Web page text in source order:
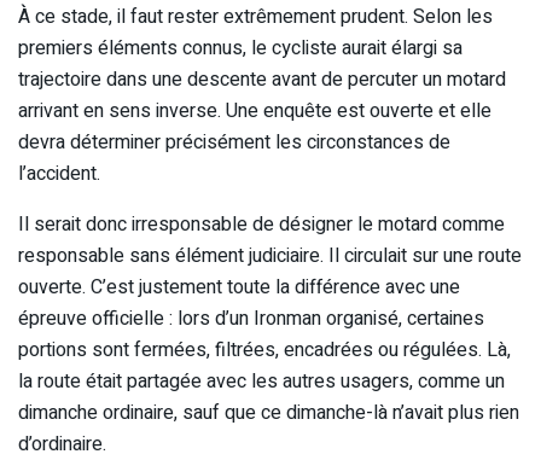
À ce stade, il faut rester extrêmement prudent. Selon les
premiers éléments connus, le cycliste aurait élargi sa
trajectoire dans une descente avant de percuter un motard
arrivant en sens inverse. Une enquête est ouverte et elle
devra déterminer précisément les circonstances de
l’accident.
Il serait donc irresponsable de désigner le motard comme
responsable sans élément judiciaire. Il circulait sur une route
ouverte. C’est justement toute la différence avec une
épreuve officielle : lors d’un Ironman organisé, certaines
portions sont fermées, filtrées, encadrées ou régulées. Là,
la route était partagée avec les autres usagers, comme un
dimanche ordinaire, sauf que ce dimanche-là n’avait plus rien
d’ordinaire.